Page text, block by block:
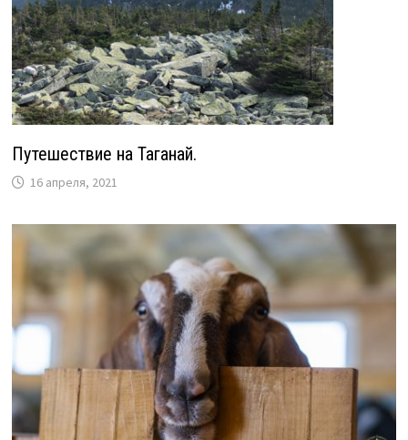
Путешествие на Таганай.
16 апреля, 2021